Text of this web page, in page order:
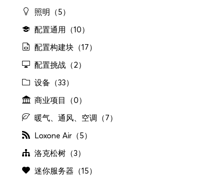
照明（5）
配置通用（10）
配置构建块（17）
配置挑战（2）
设备（33）
商业项目（0）
暖气、通风、空调（7）
Loxone Air（5）
洛克松树（3）
迷你服务器（15）